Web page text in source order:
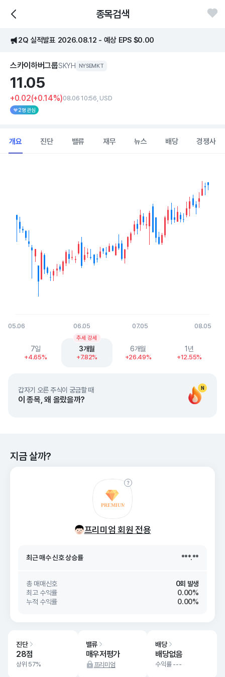
종목검색
2Q 실적발표 2026.08.12 - 예상 EPS $0.00
스카이하버그룹SKYH NYSEMKT
11.05
+0.02(+0.14%)08.06 10:56, USD
2명 관심
개요 진단 밸류 재무 뉴스 배당 경쟁사
The chart has 1 X axis displaying Time. Data ranges from
The chart has 1 Y axis displaying values. Data ranges from 8.295
05.06 06.05 07.05 08.05
End of interactive chart.
7일
+4.65%
3개월
+7.82%
추세 강세
6개월
+26.49%
1년
+12.55%
N
갑자기 오른 주식이 궁금할 때
이 종목, 왜 올랐을까?
지금 살까?
프리미엄 회원 전용
26. 08/06
최근 매수 신호 상승률 ***.**
최근 매수 신호 ***.**
총 매매신호
0회 발생
최고 수익률
0.00%
누적 수익률
0.00%
진단
28점
상위 57%
밸류
매우저평가
프리미엄
배당
배당없음
수익률 ---